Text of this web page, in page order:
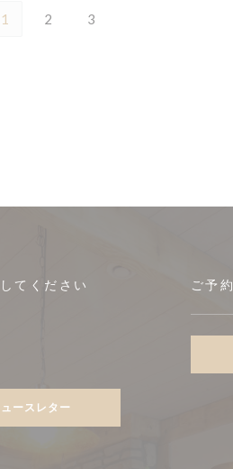
1 2 3
てください
ースレター
ご予約